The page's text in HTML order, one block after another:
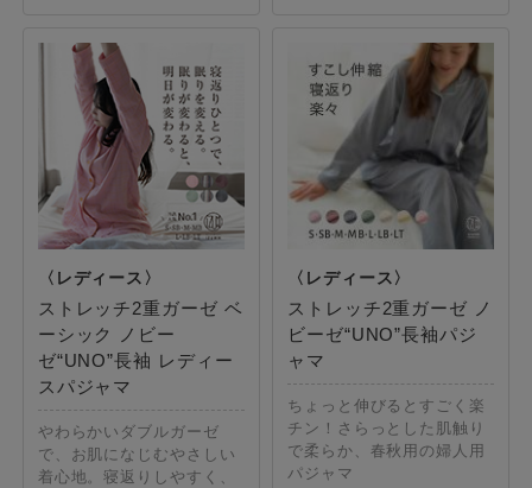
ストレッチ2重ガーゼ ベ
ーシック ノビー
ゼ“UNO”長袖 レディー
スパジャマ
やわらかいダブルガーゼ
で、お肌になじむやさしい
着心地。寝返りしやすく、
ストレッチ2重ガーゼ ノ
ビーゼ“UNO”長袖パジ
ャマ
ちょっと伸びるとすごく楽
チン！さらっとした肌触り
で柔らか、春秋用の婦人用
パジャマ